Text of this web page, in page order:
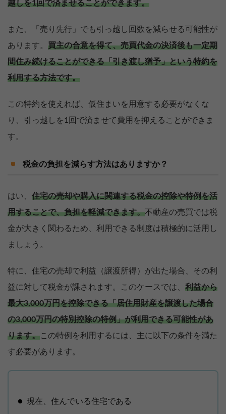
越しを1回で済ませることができます。
また、「売り先行」でも引っ越し回数を減らせる可能性が
あります。 買主の合意を得て、売買代金の決済後も一定期
間住み続けることができる「引き渡し猶予」という特約を
利用する方法です。
この特約を使えれば、仮住まいを用意する必要がなくな
り、引っ越しを1回で済ませて費用を抑えることができま
す。
税金の負担を減らす方法はありますか？
はい、 住宅の売却や購入に関連する税金の控除や特例を活
用することで、負担を軽減できます。不動産の売買では税
金が大きく関わるため、利用できる制度は積極的に活用し
ましょう。
特に、住宅の売却で利益（譲渡所得）が出た場合、その利
益に対して税金が課されます。このケースでは、 利益から
最大3,000万円を控除できる「居住用財産を譲渡した場合
の3,000万円の特別控除の特例」が利用できる可能性があ
ります。この特例を利用するには、主に以下の条件を満た
す必要があります。
現在、住んでいる住宅である